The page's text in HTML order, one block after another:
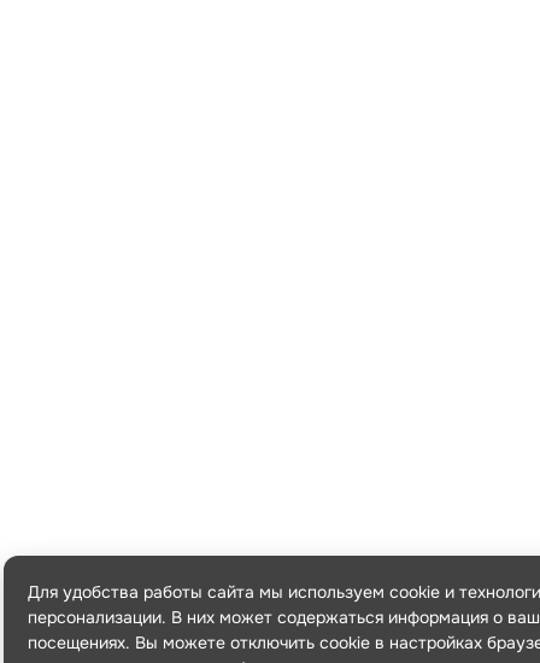
Для удобства работы сайта мы используем cookie и
персонализации. В них может содержаться информация о
посещениях. Вы можете отключить cookie в настройках